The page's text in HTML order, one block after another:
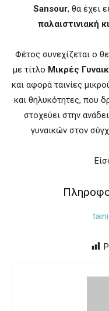
Sansour, θα έχει
παλαιστινιακή
Φέτος συνεχίζεται ο
με τίτλο Μικρές
και αφορά ταινίες
και θηλυκότητες, που
στοχεύει στην
γυναικών στον